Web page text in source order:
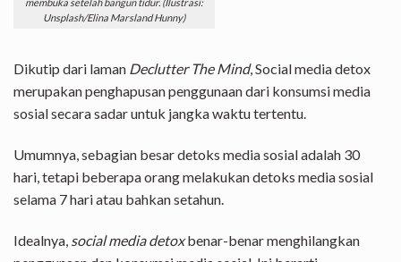
Unsplash/Elina Marsland Hunny)
Dikutip dari laman Declutter The Mind, Social media detox
merupakan penghapusan penggunaan dari konsumsi media
sosial secara sadar untuk jangka waktu tertentu.
Umumnya, sebagian besar detoks media sosial adalah 30
hari, tetapi beberapa orang melakukan detoks media sosial
selama 7 hari atau bahkan setahun.
Idealnya, social media detoxbenar-benar menghilangkan